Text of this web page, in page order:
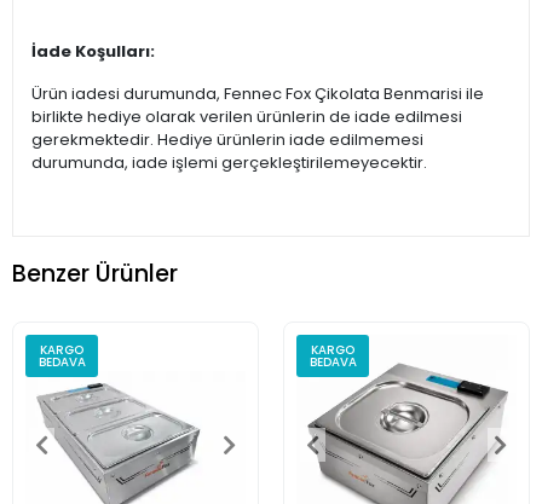
İade Koşulları:
Ürün iadesi durumunda, Fennec Fox Çikolata Benmarisi ile
birlikte hediye olarak verilen ürünlerin de iade edilmesi
gerekmektedir. Hediye ürünlerin iade edilmemesi
durumunda, iade işlemi gerçekleştirilemeyecektir.
Benzer Ürünler
KARGO
BEDAVA
KARGO
BEDAVA